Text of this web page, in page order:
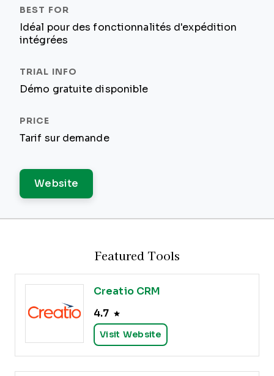
Idéal pour des fonctionnalités d'expédition
intégrées
Démo gratuite disponible
Tarif sur demande
Website
Featured Tools
Creatio CRM
4.7
Visit Website